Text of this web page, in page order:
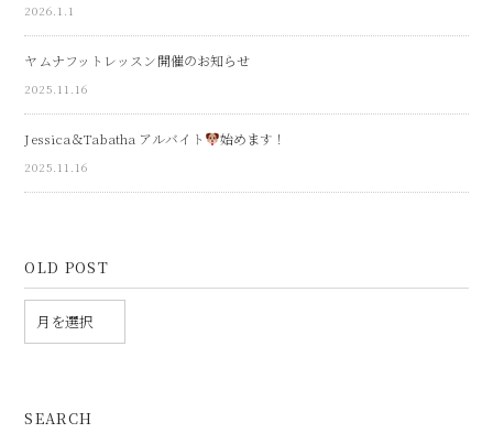
2026.1.1
ヤムナフットレッスン開催のお知らせ
2025.11.16
Jessica＆Tabatha アルバイト 始めます！
2025.11.16
OLD POST
SEARCH